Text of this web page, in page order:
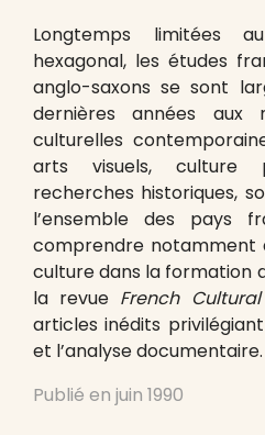
Longtemps limitées
hexagonal, les études
anglo-saxons se sont
dernières années aux
culturelles
arts visuels, culture
recherches historiques,
l’ensemble des pays
comprendre notamment
culture dans la formation
la revue French
articles inédits
et l’analyse documentaire.
Publié en juin 1990